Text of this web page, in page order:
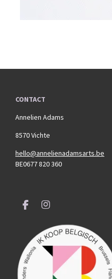
CONTACT
Annelien Adams
8570 Vichte
hello@annelienadamsarts.be
BE0677 820 360
F
b
o
o
k
I
s
t
a
g